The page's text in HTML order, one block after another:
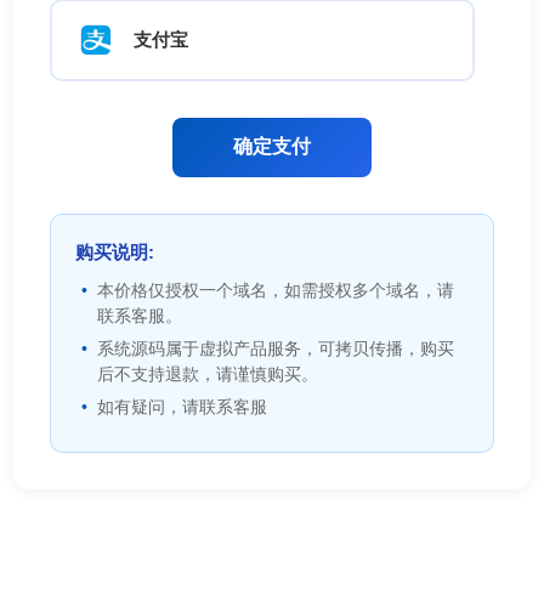
支付宝
确定支付
购买说明:
本价格仅授权一个域名，如需授权多个域名，请
联系客服。
系统源码属于虚拟产品服务，可拷贝传播，购买
后不支持退款，请谨慎购买。
如有疑问，请联系客服